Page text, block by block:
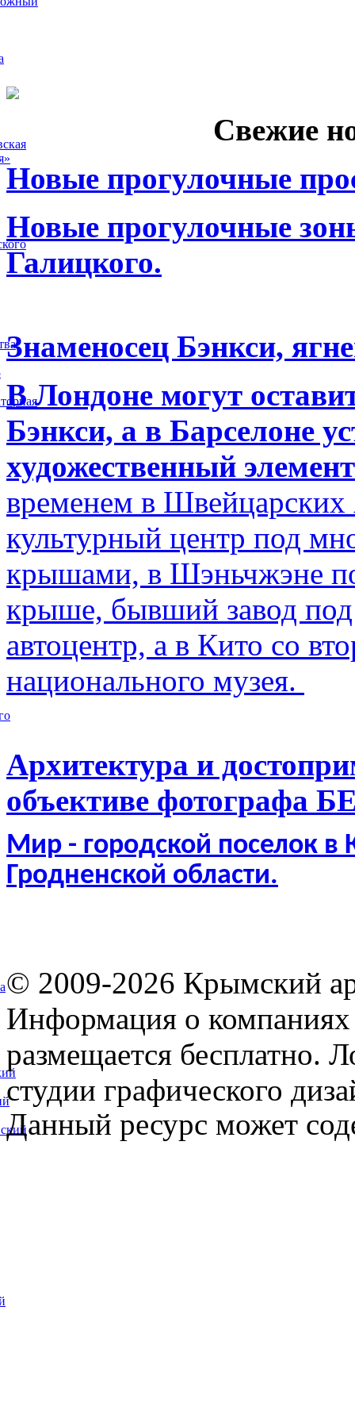
Свежие
Новые прогулочные
Новые прогулочные
Галицкого.
Знаменосец Бэнкси,
В Лондоне могут
Бэнкси, а в Барселоне
художественный
временем в Швейцарских
культурный центр под
крышами, в Шэньчжэне
крыше, бывший завод
автоцентр, а в Кито со
национального музея.
Архитектура и
объективе фотографа
Мир - городской поселок в
Гродненской области.
© 2009-2026 Крымский
Информация о компаниях
размещается бесплатно.
студии графического
Данный ресурс может